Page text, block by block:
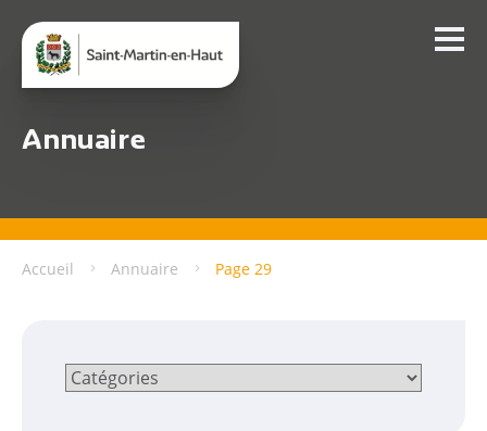
Annuaire
Accueil Annuaire Page 29